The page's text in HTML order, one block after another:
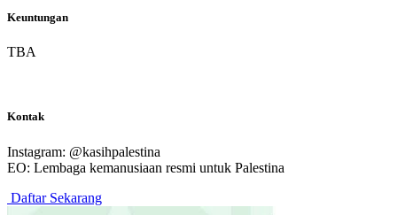
Keuntungan
TBA
Kontak
Instagram: @kasihpalestina
EO: Lembaga kemanusiaan resmi untuk Palestina
Daftar Sekarang